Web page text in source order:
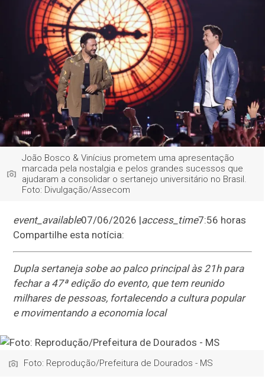
João Bosco & Vinícius prometem uma apresentação
marcada pela nostalgia e pelos grandes sucessos que
ajudaram a consolidar o sertanejo universitário no Brasil.
Foto: Divulgação/Assecom
event_available07/06/2026 |access_time7:56 horas
Compartilhe esta notícia:
Dupla sertaneja sobe ao palco principal às 21h para
fechar a 47ª edição do evento, que tem reunido
milhares de pessoas, fortalecendo a cultura popular
e movimentando a economia local
Foto: Reprodução/Prefeitura de Dourados - MS